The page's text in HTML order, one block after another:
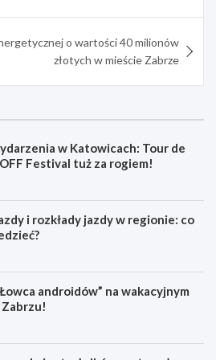
o wartości 40 milionów
złotych w mieście Zabrze
w Katowicach: Tour de
Festival tuż za rogiem!
i rozkłady jazdy w regionie: co
androidów” na wakacyjnym
Zabrzu!